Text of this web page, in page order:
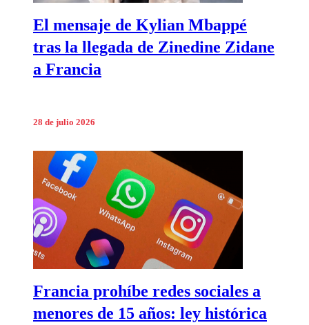
El mensaje de Kylian Mbappé
tras la llegada de Zinedine Zidane
a Francia
28 de julio 2026
Francia prohíbe redes sociales a
menores de 15 años: ley histórica